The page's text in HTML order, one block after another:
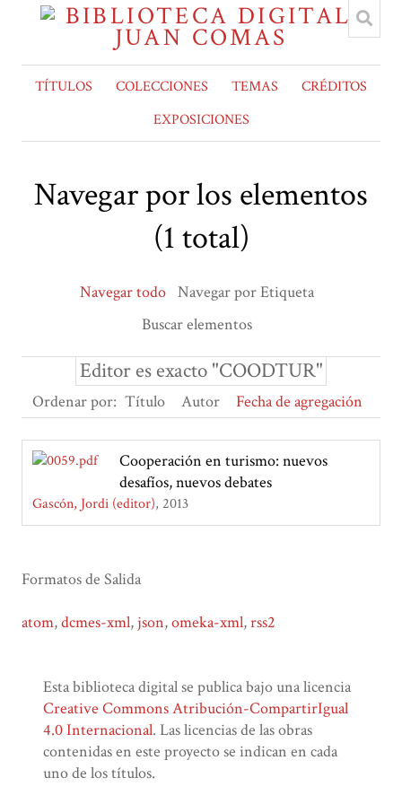
TÍTULOS COLECCIONES TEMAS
CRÉDITOS
EXPOSICIONES
Navegar por los elementos
(1 total)
Navegar todo Navegar por Etiqueta
Buscar elementos
Editor es exacto "COODTUR"
Ordenar por: Título Autor Fecha de agregación
Cooperación en turismo: nuevos
desafíos, nuevos debates
Gascón, Jordi (editor) 2013
Formatos de Salida
atom,dcmes-xml, json,omeka-xml,rss2
Esta biblioteca digital se publica bajo una licencia
Creative Commons Atribución-CompartirIgual
4.0 Internacional. Las licencias de las obras
contenidas en este proyecto se indican en cada
uno de los títulos.